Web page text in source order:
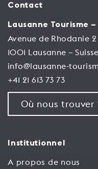
Contact
Lausanne Tourisme
Avenue de Rhodanie 2
1001 Lausanne – Suisse
info@lausanne-
+41 21 613 73 73
Où nous trouver
Institutionnel
A propos de nous